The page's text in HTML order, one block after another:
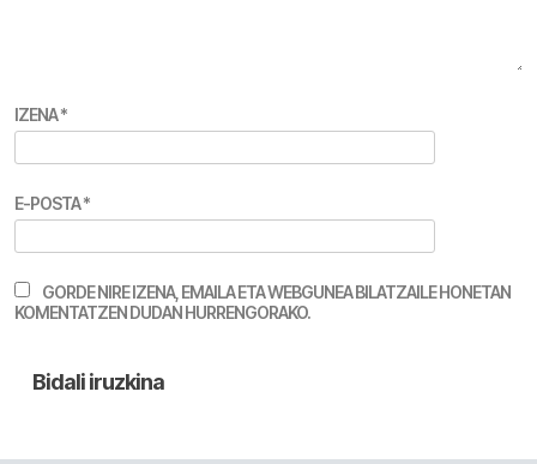
IZENA*
E-POSTA*
GORDE NIRE IZENA, EMAILA ETA WEBGUNEA BILATZAILE HONETAN
KOMENTATZEN DUDAN HURRENGORAKO.